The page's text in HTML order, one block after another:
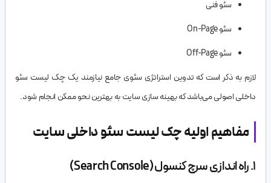
سئو فنی
سئو On-Page
سئو Off-Page
لازم به ذکر است که تدوین استراتژی سئوی جامع نیازمند یک چک لیست سئو
داخلی اصولی می‌باشد که بهینه سازی سایت به بهترین نحو ممکن انجام شود.
مفاهیم اولیه چک لیست سئو داخلی سایت
1. راه اندازی سرچ کنسول (Search Console)